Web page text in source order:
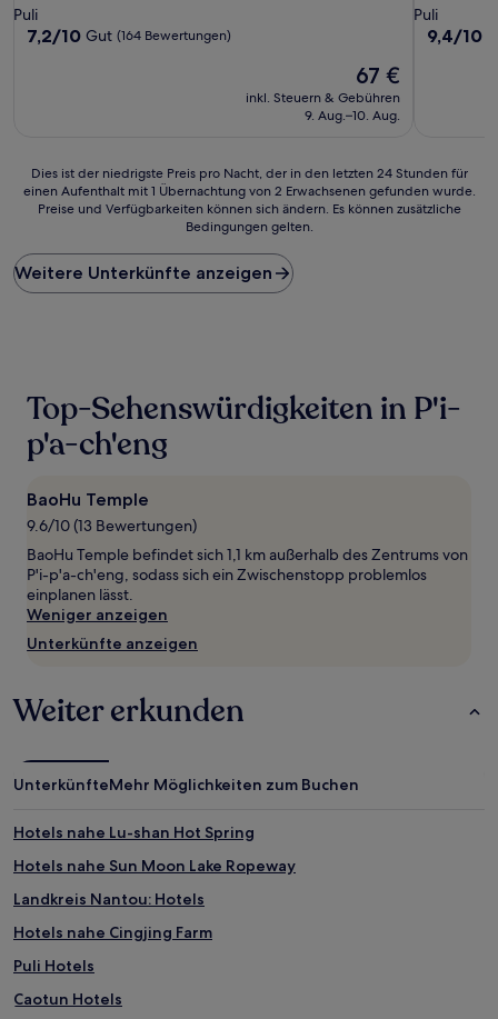
Sterne-
Unterkunft
Puli
7.2
7,2/10 Gut (164 Bewertungen)
Der
Preis
beträgt
67 €
inkl. Steuern & Gebühren
9. Aug.–10. Aug.
Sterne-
Puli
9.4
9,4/10
Dies
ist
Preis
pro
Nacht,
24 Stunden
einen
Aufenthalt
1 Übernachtung
2 Erwachsenen
gefunden
wurde.
Preise
und
können
Es
gelten.
Dies ist der niedrigste Preis pro Nacht, der in den letzten 24 Stunden für
einen Aufenthalt mit 1 Übernachtung von 2 Erwachsenen gefunden wurde.
Preise und Verfügbarkeiten können sich ändern. Es können zusätzliche
Bedingungen gelten.
Weitere Unterkünfte anzeigen
Top-Sehenswürdigkeiten in P'i-
p'a-ch'eng
BaoHu Temple
9.6/10 (13 Bewertungen)
BaoHu Temple befindet sich 1,1 km außerhalb des Zentrums von
P'i-p'a-ch'eng, sodass sich ein Zwischenstopp problemlos
einplanen lässt.
Weniger anzeigen
Unterkünfte anzeigen
Weiter erkunden
UnterkünfteMehr Möglichkeiten zum Buchen
Hotels nahe Lu-shan Hot Spring
Hotels nahe Sun Moon Lake Ropeway
Landkreis Nantou: Hotels
Hotels nahe Cingjing Farm
Puli Hotels
Caotun Hotels